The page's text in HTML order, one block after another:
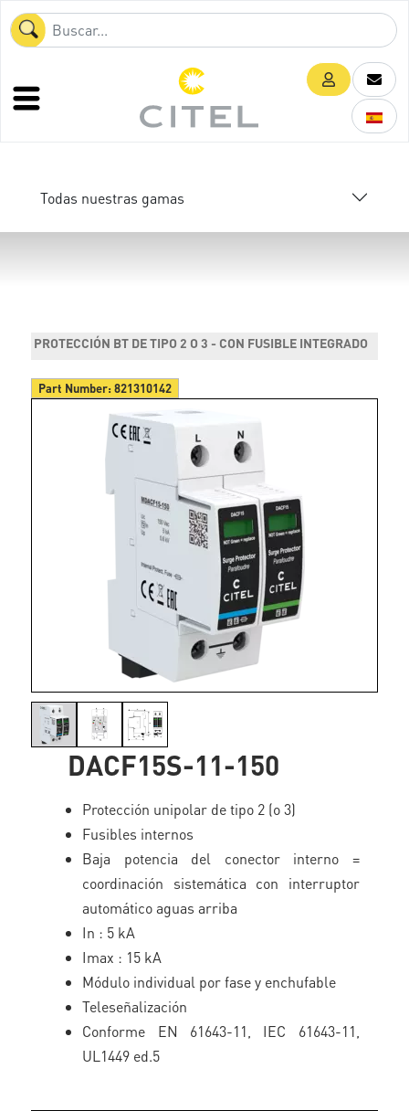
Todas nuestras gamas
PROTECCIÓN BT DE TIPO 2 O 3 - CON FUSIBLE INTEGRADO
Part Number:821310142
DACF15S-11-150
Protección unipolar de tipo 2 (o 3)
Fusibles internos
Baja potencia del conector interno =
coordinación sistemática con interruptor
automático aguas arriba
In : 5 kA
Imax : 15 kA
Módulo individual por fase y enchufable
Teleseñalización
Conforme EN 61643-11, IEC 61643-11,
UL1449 ed.5